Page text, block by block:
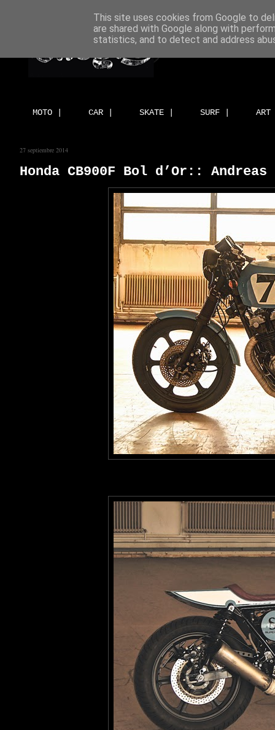
MOTO | CAR | SKATE | SURF |
27 septiembre 2014
Honda CB900F Bol d’Or:: Andreas
This site uses cookies from Google to
are shared with Google along with
statistics, and to detect and address